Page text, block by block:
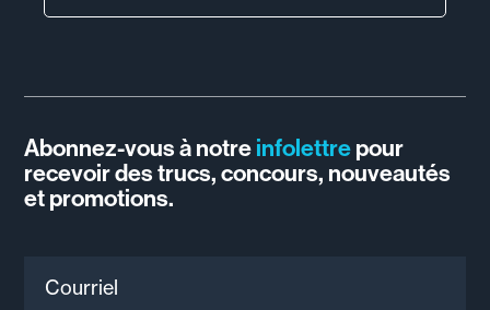
Abonnez-vous à notreinfolettrepour
recevoir des trucs, concours, nouveautés
et promotions.